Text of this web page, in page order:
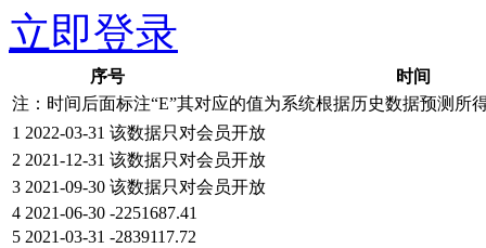
立即登录
序号
时间
注：时间后面标注“E”其对应的值为系统根据历史数据预测所
1 2022-03-31 该数据只对会员开放
2 2021-12-31 该数据只对会员开放
3 2021-09-30 该数据只对会员开放
4 2021-06-30 -2251687.41
5 2021-03-31 -2839117.72